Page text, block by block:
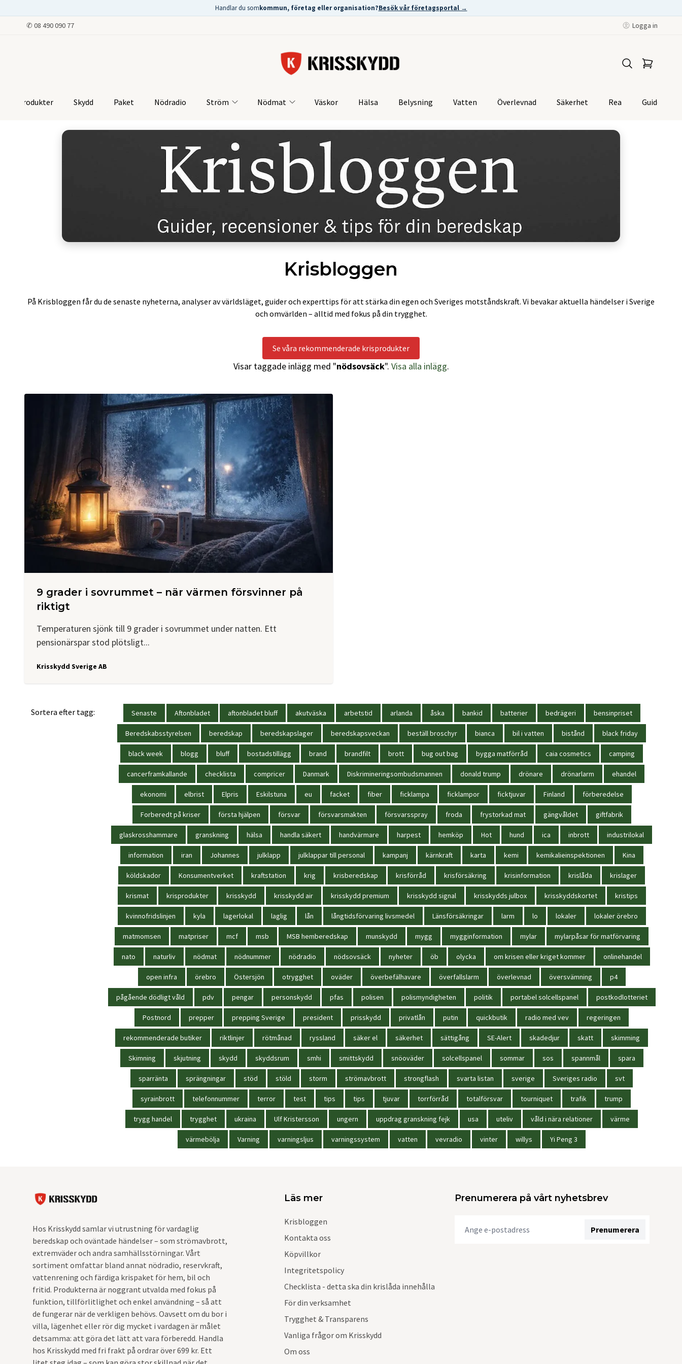
Handlar du somkommun, företag eller organisation?Besök vår företagsportal →
✆ 08 490 090 77 Logga in
Produkter Skydd Paket Nödradio Ström Nödmat Väskor Hälsa Belysning Vatten Överlevnad Säkerhet Rea Guider
Krisbloggen
På Krisbloggen får du de senaste nyheterna, analyser av världsläget, guider och experttips för att stärka din egen och Sveriges motståndskraft. Vi bevakar aktuella händelser i Sverige
och omvärlden – alltid med fokus på din trygghet.
Se våra rekommenderade krisprodukter
Visar taggade inlägg med "nödsovsäck". Visa alla inlägg.
9 grader i sovrummet – när värmen försvinner på
riktigt
Temperaturen sjönk till 9 grader i sovrummet under natten. Ett
pensionärspar stod plötsligt...
Krisskydd Sverige AB
Sortera efter tagg: Senaste Aftonbladet aftonbladet bluff akutväska arbetstid arlanda åska bankid batterier bedrägeri bensinpriset
Beredskabsstyrelsen beredskap beredskapslager beredskapsveckan beställ broschyr bianca bil i vatten bistånd black friday
black week blogg bluff bostadstillägg brand brandfilt brott bug out bag bygga matförråd caia cosmetics camping
cancerframkallande checklista compricer Danmark Diskrimineringsombudsmannen donald trump drönare drönarlarm ehandel
ekonomi elbrist Elpris Eskilstuna eu facket fiber ficklampa ficklampor ficktjuvar Finland förberedelse
Forberedt på kriser första hjälpen försvar försvarsmakten försvarsspray froda frystorkad mat gängvåldet giftfabrik
glaskrosshammare granskning hälsa handla säkert handvärmare harpest hemköp Hot hund ica inbrott industrilokal
information iran Johannes julklapp julklappar till personal kampanj kärnkraft karta kemi kemikalieinspektionen Kina
köldskador Konsumentverket kraftstation krig krisberedskap krisförråd krisförsäkring krisinformation krislåda krislager
krismat krisprodukter krisskydd krisskydd air krisskydd premium krisskydd signal krisskydds julbox krisskyddskortet kristips
kvinnofridslinjen kyla lagerlokal laglig lån långtidsförvaring livsmedel Länsförsäkringar larm lo lokaler lokaler örebro
matmomsen matpriser mcf msb MSB hemberedskap munskydd mygg mygginformation mylar mylarpåsar för matförvaring
nato naturliv nödmat nödnummer nödradio nödsovsäck nyheter öb olycka om krisen eller kriget kommer onlinehandel
open infra örebro Östersjön otrygghet oväder överbefälhavare överfallslarm överlevnad översvämning p4
pågående dödligt våld pdv pengar personskydd pfas polisen polismyndigheten politik portabel solcellspanel postkodlotteriet
Postnord prepper prepping Sverige president prisskydd privatlån putin quickbutik radio med vev regeringen
rekommenderade butiker riktlinjer rötmånad ryssland säker el säkerhet sättigång SE-Alert skadedjur skatt skimming
Skimning skjutning skydd skyddsrum smhi smittskydd snöoväder solcellspanel sommar sos spannmål spara
sparränta sprängningar stöd stöld storm strömavbrott strongflash svarta listan sverige Sveriges radio svt
syrainbrott telefonnummer terror test tips tips tjuvar torrförråd totalförsvar tourniquet trafik trump
trygg handel trygghet ukraina Ulf Kristersson ungern uppdrag granskning fejk usa uteliv våld i nära relationer värme
värmebölja Varning varningsljus varningssystem vatten vevradio vinter willys Yi Peng 3
Hos Krisskydd samlar vi utrustning för vardaglig
beredskap och oväntade händelser – som strömavbrott,
extremväder och andra samhällsstörningar. Vårt
sortiment omfattar bland annat nödradio, reservkraft,
vattenrening och färdiga krispaket för hem, bil och
fritid. Produkterna är noggrant utvalda med fokus på
funktion, tillförlitlighet och enkel användning – så att
de fungerar när de verkligen behövs. Oavsett om du bor i
villa, lägenhet eller rör dig mycket i vardagen är målet
detsamma: att göra det lätt att vara förberedd. Handla
hos Krisskydd med fri frakt på ordrar över 699 kr. Ett
Läs mer
Krisbloggen
Kontakta oss
Köpvillkor
Integritetspolicy
Checklista - detta ska din krislåda innehålla
För din verksamhet
Trygghet & Transparens
Vanliga frågor om Krisskydd
Om oss
Prenumerera på vårt nyhetsbrev
Prenumerera